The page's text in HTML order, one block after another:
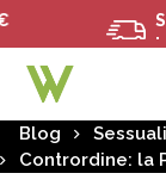
Blog
Contrordine: la